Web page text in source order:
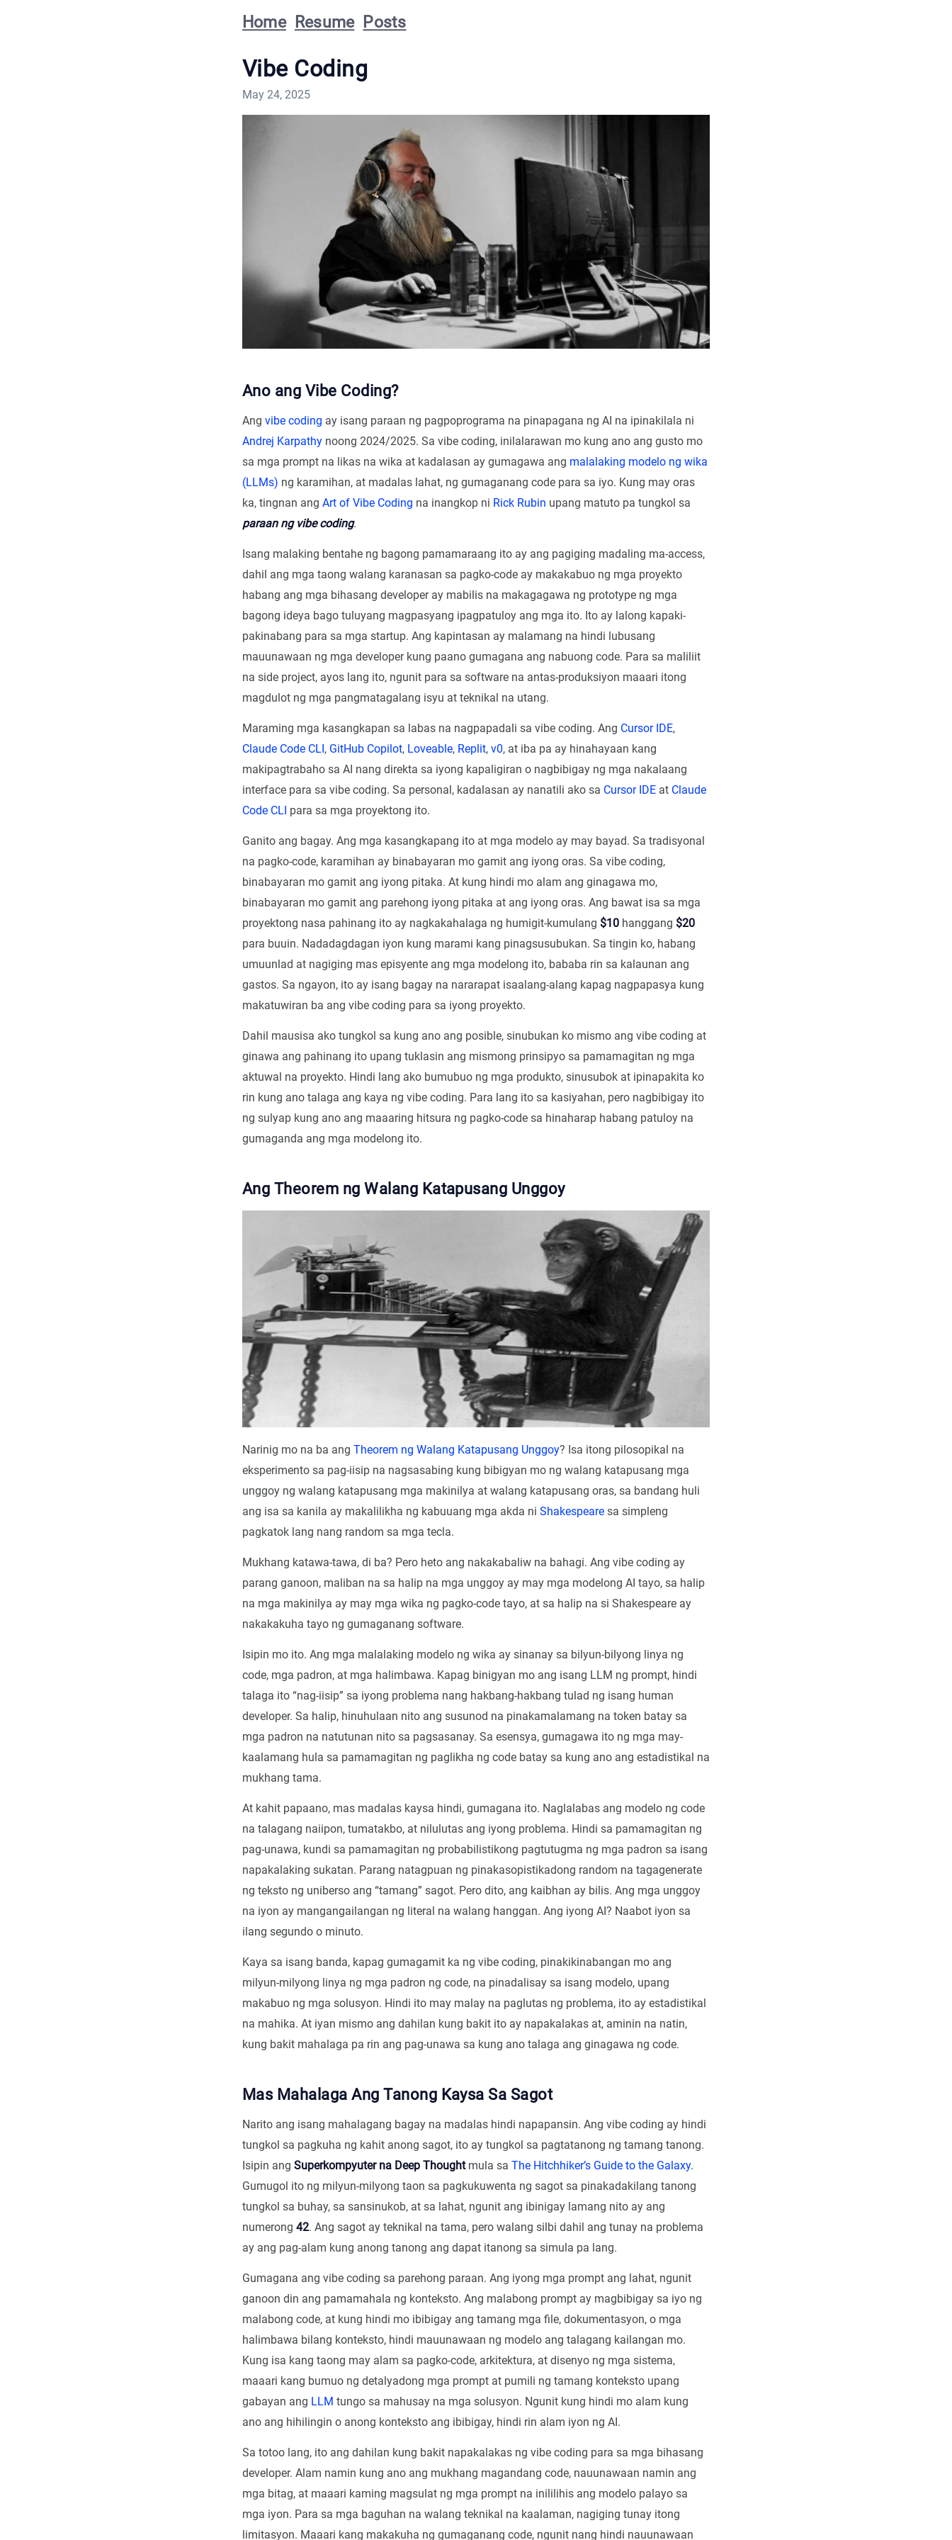
Home Resume Posts
Vibe Coding
May 24, 2025
Ano ang Vibe Coding?
Ang vibe coding ay isang paraan ng pagpoprograma na pinapagana ng AI na ipinakilala ni
Andrej Karpathy noong 2024/2025. Sa vibe coding, inilalarawan mo kung ano ang gusto mo
sa mga prompt na likas na wika at kadalasan ay gumagawa ang malalaking modelo ng wika
(LLMs) ng karamihan, at madalas lahat, ng gumaganang code para sa iyo. Kung may oras
ka, tingnan ang Art of Vibe Coding na inangkop ni Rick Rubin upang matuto pa tungkol sa
paraan ng vibe coding.
Isang malaking bentahe ng bagong pamamaraang ito ay ang pagiging madaling ma-access,
dahil ang mga taong walang karanasan sa pagko-code ay makakabuo ng mga proyekto
habang ang mga bihasang developer ay mabilis na makagagawa ng prototype ng mga
bagong ideya bago tuluyang magpasyang ipagpatuloy ang mga ito. Ito ay lalong kapaki-
pakinabang para sa mga startup. Ang kapintasan ay malamang na hindi lubusang
mauunawaan ng mga developer kung paano gumagana ang nabuong code. Para sa maliliit
na side project, ayos lang ito, ngunit para sa software na antas-produksiyon maaari itong
magdulot ng mga pangmatagalang isyu at teknikal na utang.
Maraming mga kasangkapan sa labas na nagpapadali sa vibe coding. Ang Cursor IDE,
Claude Code CLI, GitHub Copilot, Loveable, Replit, v0, at iba pa ay hinahayaan kang
makipagtrabaho sa AI nang direkta sa iyong kapaligiran o nagbibigay ng mga nakalaang
interface para sa vibe coding. Sa personal, kadalasan ay nanatili ako sa Cursor IDE at Claude
Code CLI para sa mga proyektong ito.
Ganito ang bagay. Ang mga kasangkapang ito at mga modelo ay may bayad. Sa tradisyonal
na pagko-code, karamihan ay binabayaran mo gamit ang iyong oras. Sa vibe coding,
binabayaran mo gamit ang iyong pitaka. At kung hindi mo alam ang ginagawa mo,
binabayaran mo gamit ang parehong iyong pitaka at ang iyong oras. Ang bawat isa sa mga
proyektong nasa pahinang ito ay nagkakahalaga ng humigit-kumulang $10 hanggang $20
para buuin. Nadadagdagan iyon kung marami kang pinagsusubukan. Sa tingin ko, habang
umuunlad at nagiging mas episyente ang mga modelong ito, bababa rin sa kalaunan ang
gastos. Sa ngayon, ito ay isang bagay na nararapat isaalang-alang kapag nagpapasya kung
makatuwiran ba ang vibe coding para sa iyong proyekto.
Dahil mausisa ako tungkol sa kung ano ang posible, sinubukan ko mismo ang vibe coding at
ginawa ang pahinang ito upang tuklasin ang mismong prinsipyo sa pamamagitan ng mga
aktuwal na proyekto. Hindi lang ako bumubuo ng mga produkto, sinusubok at ipinapakita ko
rin kung ano talaga ang kaya ng vibe coding. Para lang ito sa kasiyahan, pero nagbibigay ito
ng sulyap kung ano ang maaaring hitsura ng pagko-code sa hinaharap habang patuloy na
gumaganda ang mga modelong ito.
Ang Theorem ng Walang Katapusang Unggoy
Narinig mo na ba ang Theorem ng Walang Katapusang Unggoy? Isa itong pilosopikal na
eksperimento sa pag-iisip na nagsasabing kung bibigyan mo ng walang katapusang mga
unggoy ng walang katapusang mga makinilya at walang katapusang oras, sa bandang huli
ang isa sa kanila ay makalilikha ng kabuuang mga akda ni Shakespeare sa simpleng
pagkatok lang nang random sa mga tecla.
Mukhang katawa-tawa, di ba? Pero heto ang nakakabaliw na bahagi. Ang vibe coding ay
parang ganoon, maliban na sa halip na mga unggoy ay may mga modelong AI tayo, sa halip
na mga makinilya ay may mga wika ng pagko-code tayo, at sa halip na si Shakespeare ay
nakakakuha tayo ng gumaganang software.
Isipin mo ito. Ang mga malalaking modelo ng wika ay sinanay sa bilyun-bilyong linya ng
code, mga padron, at mga halimbawa. Kapag binigyan mo ang isang LLM ng prompt, hindi
talaga ito “nag-iisip” sa iyong problema nang hakbang-hakbang tulad ng isang human
developer. Sa halip, hinuhulaan nito ang susunod na pinakamalamang na token batay sa
mga padron na natutunan nito sa pagsasanay. Sa esensya, gumagawa ito ng mga may-
kaalamang hula sa pamamagitan ng paglikha ng code batay sa kung ano ang estadistikal na
mukhang tama.
At kahit papaano, mas madalas kaysa hindi, gumagana ito. Naglalabas ang modelo ng code
na talagang naiipon, tumatakbo, at nilulutas ang iyong problema. Hindi sa pamamagitan ng
pag-unawa, kundi sa pamamagitan ng probabilistikong pagtutugma ng mga padron sa isang
napakalaking sukatan. Parang natagpuan ng pinakasopistikadong random na tagagenerate
ng teksto ng uniberso ang “tamang” sagot. Pero dito, ang kaibhan ay bilis. Ang mga unggoy
na iyon ay mangangailangan ng literal na walang hanggan. Ang iyong AI? Naabot iyon sa
ilang segundo o minuto.
Kaya sa isang banda, kapag gumagamit ka ng vibe coding, pinakikinabangan mo ang
milyun-milyong linya ng mga padron ng code, na pinadalisay sa isang modelo, upang
makabuo ng mga solusyon. Hindi ito may malay na paglutas ng problema, ito ay estadistikal
na mahika. At iyan mismo ang dahilan kung bakit ito ay napakalakas at, aminin na natin,
kung bakit mahalaga pa rin ang pag-unawa sa kung ano talaga ang ginagawa ng code.
Mas Mahalaga Ang Tanong Kaysa Sa Sagot
Narito ang isang mahalagang bagay na madalas hindi napapansin. Ang vibe coding ay hindi
tungkol sa pagkuha ng kahit anong sagot, ito ay tungkol sa pagtatanong ng tamang tanong.
Isipin ang Superkompyuter na Deep Thoughtmula sa The Hitchhiker’s Guide to the Galaxy.
Gumugol ito ng milyun-milyong taon sa pagkukuwenta ng sagot sa pinakadakilang tanong
tungkol sa buhay, sa sansinukob, at sa lahat, ngunit ang ibinigay lamang nito ay ang
numerong 42. Ang sagot ay teknikal na tama, pero walang silbi dahil ang tunay na problema
ay ang pag-alam kung anong tanong ang dapat itanong sa simula pa lang.
Gumagana ang vibe coding sa parehong paraan. Ang iyong mga prompt ang lahat, ngunit
ganoon din ang pamamahala ng konteksto. Ang malabong prompt ay magbibigay sa iyo ng
malabong code, at kung hindi mo ibibigay ang tamang mga file, dokumentasyon, o mga
halimbawa bilang konteksto, hindi mauunawaan ng modelo ang talagang kailangan mo.
Kung isa kang taong may alam sa pagko-code, arkitektura, at disenyo ng mga sistema,
maaari kang bumuo ng detalyadong mga prompt at pumili ng tamang konteksto upang
gabayan ang LLM tungo sa mahusay na mga solusyon. Ngunit kung hindi mo alam kung
ano ang hihilingin o anong konteksto ang ibibigay, hindi rin alam iyon ng AI.
Sa totoo lang, ito ang dahilan kung bakit napakalakas ng vibe coding para sa mga bihasang
developer. Alam namin kung ano ang mukhang magandang code, nauunawaan namin ang
mga bitag, at maaari kaming magsulat ng mga prompt na inililihis ang modelo palayo sa
mga iyon. Para sa mga baguhan na walang teknikal na kaalaman, nagiging tunay itong
limitasyon. Maaari kang makakuha ng gumaganang code, ngunit nang hindi nauunawaan